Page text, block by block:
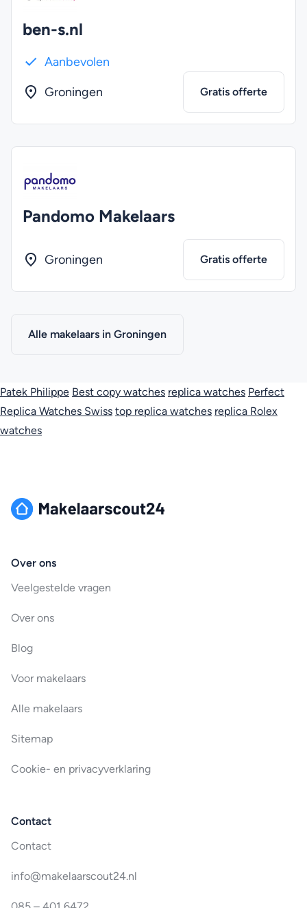
ben-s.nl
Aanbevolen
Groningen
Gratis offerte
Pandomo Makelaars
Groningen Gratis offerte
Alle makelaars in Groningen
Patek Philippe Best copy watches replica watches Perfect
Replica Watches Swiss top replica watches replica Rolex
watches
Over ons
Veelgestelde vragen
Over ons
Blog
Voor makelaars
Alle makelaars
Sitemap
Cookie- en privacyverklaring
Contact
Contact
info@makelaarscout24.nl